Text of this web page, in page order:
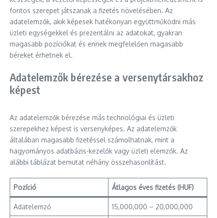
fontos szerepet játszanak a fizetés növelésében. Az
adatelemzők, akik képesek hatékonyan együttműködni más
üzleti egységekkel és prezentálni az adatokat, gyakran
magasabb pozíciókat és ennek megfelelően magasabb
béreket érhetnek el.
Adatelemzők bérezése a versenytársakhoz
képest
Az adatelemzők bérezése más technológiai és üzleti
szerepekhez képest is versenyképes. Az adatelemzők
általában magasabb fizetéssel számolhatnak, mint a
hagyományos adatbázis-kezelők vagy üzleti elemzők. Az
alábbi táblázat bemutat néhány összehasonlítást.
Pozíció Átlagos éves fizetés (HUF)
Adatelemző 15,000,000 – 20,000,000